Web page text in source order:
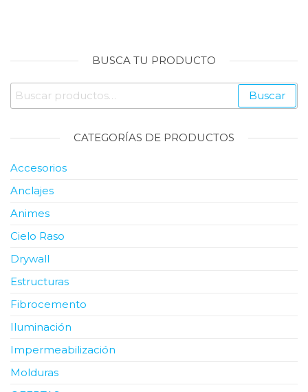
BUSCA TU PRODUCTO
Buscar
por:
Buscar
CATEGORÍAS DE PRODUCTOS
Accesorios
Anclajes
Animes
Cielo Raso
Drywall
Estructuras
Fibrocemento
Iluminación
Impermeabilización
Molduras